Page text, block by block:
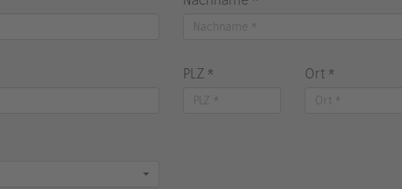
PLZ * Ort *